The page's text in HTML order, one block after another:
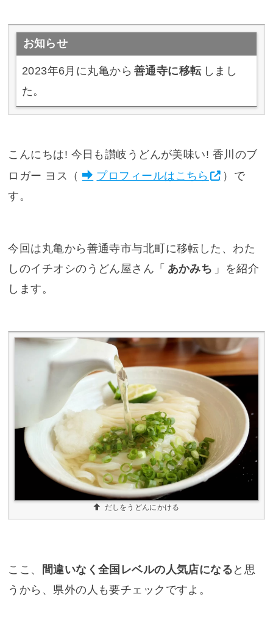
お知らせ
2023年6月に丸亀から 善通寺に移転 しまし
た。
こんにちは! 今日も讃岐うどんが美味い! 香川のブ
ロガー ヨス（
プロフィールはこちら
）で
す。
今回は丸亀から善通寺市与北町に移転した、わた
しのイチオシのうどん屋さん「 あかみち 」を紹介
します。
だしをうどんにかける
ここ、 間違いなく全国レベルの人気店になる と思
うから、県外の人も要チェックですよ。